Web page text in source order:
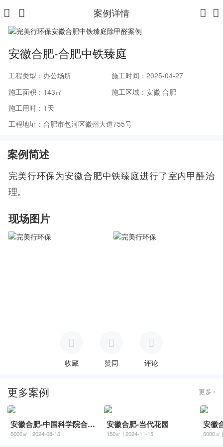
案例详情
安徽合肥-合肥中铁臻庭
工程类型：办公场所
施工时间：2025-04-27
施工面积：143㎡
施工区域：安徽 合肥
施工用时：1天
工程地址：合肥市包河区徽州大道755号
案例简述
完美行环保为安徽合肥中铁臻庭进行了室内甲醛治
理。
现场图片
收藏 赞同 评论
更多案例 更多
安徽合肥-中国科学院合肥物质科学研究院
5000㎡ | 2024-08-15
安徽合肥-当代花园
150㎡ | 2024-11-15 5000㎡